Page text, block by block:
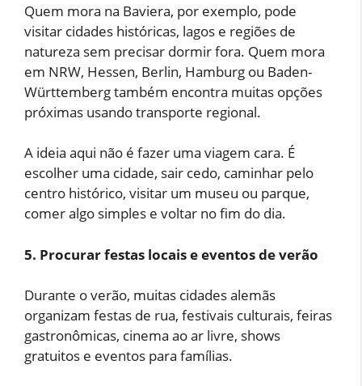
Quem mora na Baviera, por exemplo, pode
visitar cidades históricas, lagos e regiões de
natureza sem precisar dormir fora. Quem mora
em NRW, Hessen, Berlin, Hamburg ou Baden-
Württemberg também encontra muitas opções
próximas usando transporte regional.
A ideia aqui não é fazer uma viagem cara. É
escolher uma cidade, sair cedo, caminhar pelo
centro histórico, visitar um museu ou parque,
comer algo simples e voltar no fim do dia.
5. Procurar festas locais e eventos de verão
Durante o verão, muitas cidades alemãs
organizam festas de rua, festivais culturais, feiras
gastronômicas, cinema ao ar livre, shows
gratuitos e eventos para famílias.